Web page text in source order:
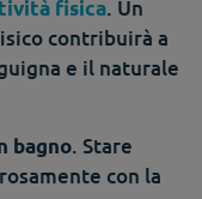
fisica. Un
contribuirà a
e il naturale
bagno. Stare
con la